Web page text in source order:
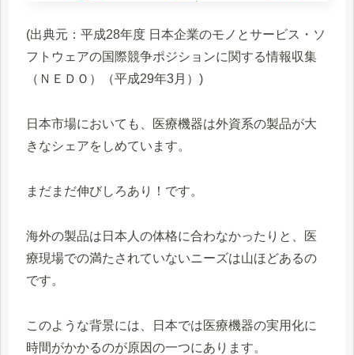
(出典元：平成28年度 日本企業のモノとサービス・ソ
フトウェアの国際競争ポジションに関する情報収集
（ＮＥＤＯ）（平成29年3月）)
日本市場においても、医療機器は外資系の製品が大
きなシェアをしめています。
まだまだ伸びしろあり！です。
海外の製品は日本人の体格に合わなかったりと、医
療現場での満たされていないニーズは山ほどあるの
です。
このような背景には、日本では医療機器の実用化に
時間がかかるのが原因の一つにあります。